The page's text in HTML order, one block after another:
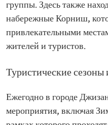
группы. Здесь также
набережные Корниш,
привлекательными
жителей и туристов.
Туристические сезоны
Ежегодно в городе
мероприятия, включая